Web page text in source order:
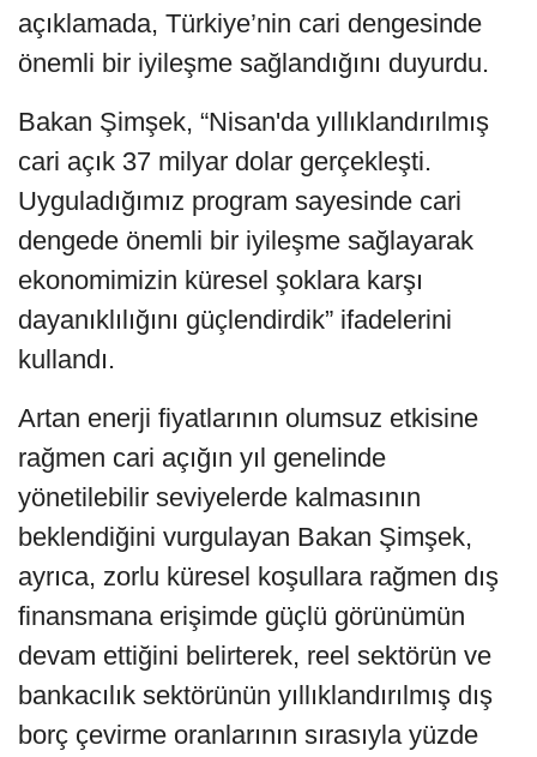
açıklamada, Türkiye’nin cari dengesinde
önemli bir iyileşme sağlandığını duyurdu.
Bakan Şimşek, “Nisan'da yıllıklandırılmış
cari açık 37 milyar dolar gerçekleşti.
Uyguladığımız program sayesinde cari
dengede önemli bir iyileşme sağlayarak
ekonomimizin küresel şoklara karşı
dayanıklılığını güçlendirdik” ifadelerini
kullandı.
Artan enerji fiyatlarının olumsuz etkisine
rağmen cari açığın yıl genelinde
yönetilebilir seviyelerde kalmasının
beklendiğini vurgulayan Bakan Şimşek,
ayrıca, zorlu küresel koşullara rağmen dış
finansmana erişimde güçlü görünümün
devam ettiğini belirterek, reel sektörün ve
bankacılık sektörünün yıllıklandırılmış dış
borç çevirme oranlarının sırasıyla yüzde